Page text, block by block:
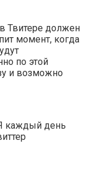
Твитере должен
момент, когда
по этой
и возможно
каждый день